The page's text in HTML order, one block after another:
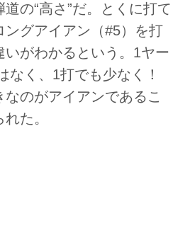
の“高さ”だ。とくに打て
ングアイアン（#5）を打
いがわかるという。1ヤー
なく、1打でも少なく！
のがアイアンであるこ
た。